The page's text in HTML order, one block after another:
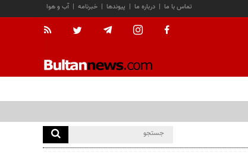
آب و هوا | خبرنامه | پیوندها | درباره ما | تماس با ما